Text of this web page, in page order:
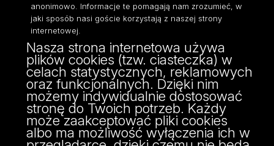
ul. Narutowicza 68, 90-136 Łódź
NIP: 724 000 32 43
Adres do doręczeń elektronicznych (ADE):
AE:PL-74796-17640-IHHIV-17
KONTAKT
anonimowo. Informacje te pomagają nam zrozumieć, w
jaki sposób nasi goście korzystają z naszej strony
internetowej.
Nasza strona internetowa używa
plików cookies (tzw. ciasteczka) w
celach statystycznych, reklamowych
oraz funkcjonalnych. Dzięki nim
możemy indywidualnie dostosować
stronę do Twoich potrzeb. Każdy
może zaakceptować pliki cookies
albo ma możliwość wyłączenia ich w